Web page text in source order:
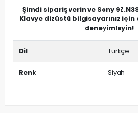
Şimdi sipariş verin ve Sony
Klavye dizüstü bilgisayarınız için
deneyimleyin!
Dil Türkçe
Renk Siyah